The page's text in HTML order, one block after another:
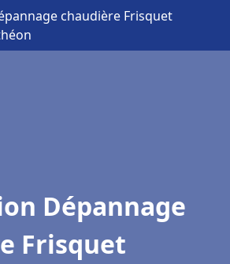
chaudière Frisquet
Dépannage
Frisquet